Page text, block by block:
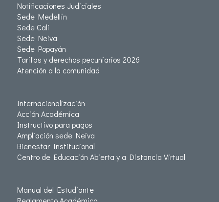
Notificaciones Judiciales
Sede Medellín
Sede Cali
Sede Neiva
Sede Popayán
Tarifas y derechos pecuniarios 2026
Atención a la comunidad
Internacionalización
Acción Académica
Instructivo para pagos
Ampliación sede Neiva
Bienestar Institucional
Centro de Educación Abierta y a Distancia Virtual
Manual del Estudiante